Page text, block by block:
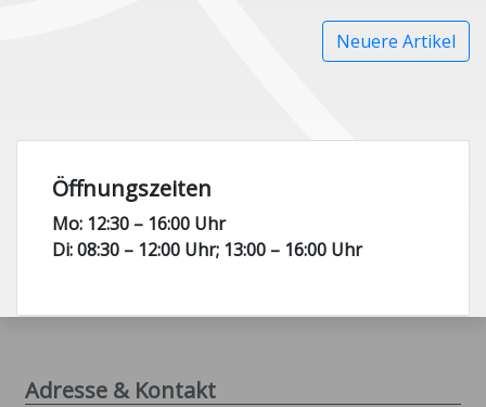
Neuere Artikel
Öffnungszeiten
Mo: 12:30 – 16:00 Uhr
Di: 08:30 – 12:00 Uhr; 13:00 – 16:00 Uhr
Adresse & Kontakt